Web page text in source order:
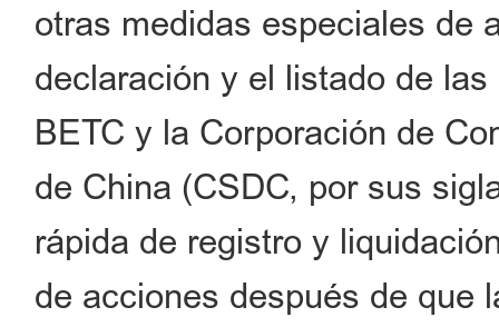
otras medidas especiales de
declaración y el listado de
BETC y la Corporación de
de China (CSDC, por sus
rápida de registro y
de acciones después de que